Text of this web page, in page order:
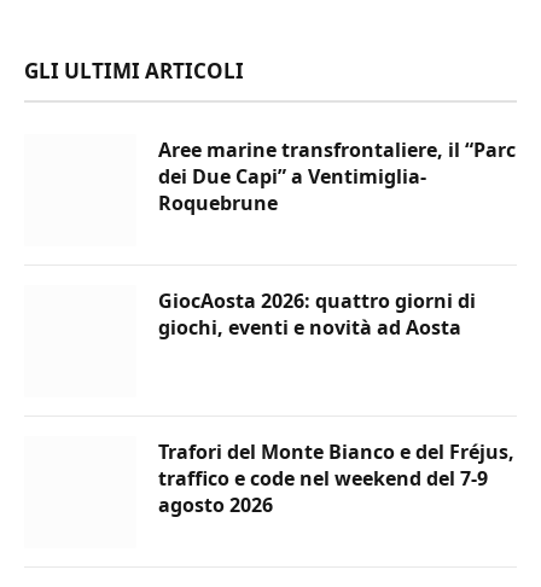
GLI ULTIMI ARTICOLI
Aree marine transfrontaliere, il “Parc
dei Due Capi” a Ventimiglia-
Roquebrune
GiocAosta 2026: quattro giorni di
giochi, eventi e novità ad Aosta
Trafori del Monte Bianco e del Fréjus,
traffico e code nel weekend del 7-9
agosto 2026